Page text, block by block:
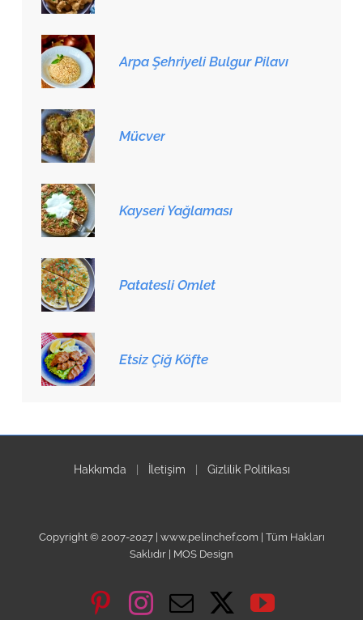
Arpa Şehriyeli Bulgur Pilavı
Mücver
Kayseri Yağlaması
Patatesli Omlet
Etsiz Çiğ Köfte
Hakkımda İletişim Gizlilik Politikası
Copyright © 2007-2027 | www.pelinchef.com | Tüm Hakları
Saklıdır | MOS Design
Pinterest
Instagram
Email X YouTube